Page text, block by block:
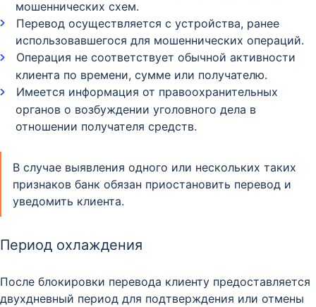
мошеннических схем.​
Перевод осуществляется с устройства, ранее
использовавшегося для мошеннических операций.​
Операция не соответствует обычной активности
клиента по времени, сумме или получателю.​
Имеется информация от правоохранительных
органов о возбуждении уголовного дела в
отношении получателя средств.​
В случае выявления одного или нескольких таких
признаков банк обязан приостановить перевод и
уведомить клиента.​
Период охлаждения
После блокировки перевода клиенту предоставляется
двухдневный период для подтверждения или отмены